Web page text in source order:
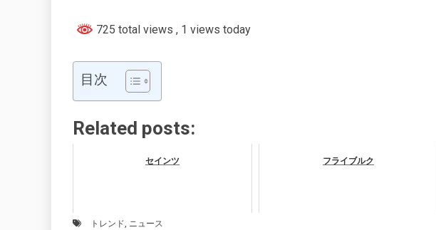
725 total views , 1 views today
目次
Related posts:
セインツ フライブルク
トレンド, ニュース